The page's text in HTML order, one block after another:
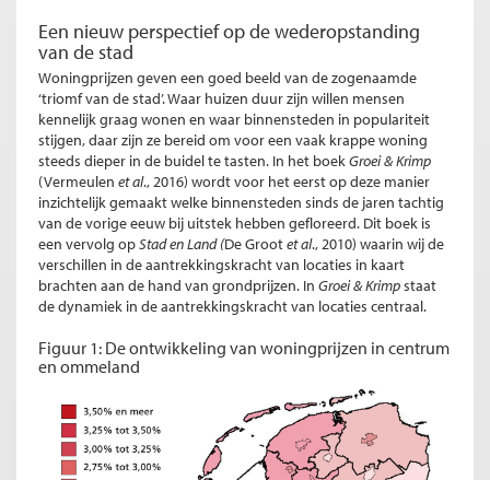
Een nieuw perspectief op de wederopstanding
van de stad
Woningprijzen geven een goed beeld van de zogenaamde
‘triomf van de stad’. Waar huizen duur zijn willen mensen
kennelijk graag wonen en waar binnensteden in populariteit
stijgen, daar zijn ze bereid om voor een vaak krappe woning
steeds dieper in de buidel te tasten. In het boekGroei & Krimp
(Vermeulen et al., 2016) wordt voor het eerst op deze manier
inzichtelijk gemaakt welke binnensteden sinds de jaren tachtig
van de vorige eeuw bij uitstek hebben gefloreerd. Dit boek is
een vervolg opStad en Land (De Grootet al., 2010) waarin wij de
verschillen in de aantrekkingskracht van locaties in kaart
brachten aan de hand van grondprijzen. In Groei & Krimpstaat
de dynamiek in de aantrekkingskracht van locaties centraal.
Figuur 1: De ontwikkeling van woningprijzen in centrum
en ommeland